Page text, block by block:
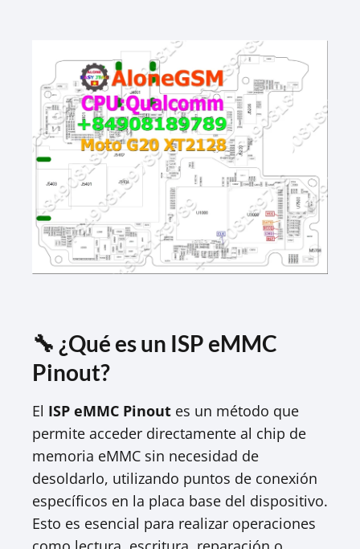
🔧 ¿Qué es un ISP eMMC
Pinout?
El ISP eMMC Pinout es un método que
permite acceder directamente al chip de
memoria eMMC sin necesidad de
desoldarlo, utilizando puntos de conexión
específicos en la placa base del dispositivo.
Esto es esencial para realizar operaciones